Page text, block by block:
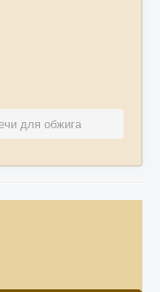
для обжига